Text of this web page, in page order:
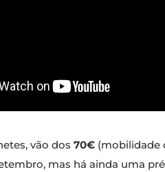
vão dos 70€ (mobilidade
mas há ainda uma